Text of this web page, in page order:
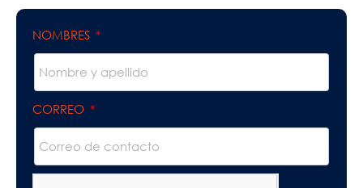
NOMBRES
CORREO